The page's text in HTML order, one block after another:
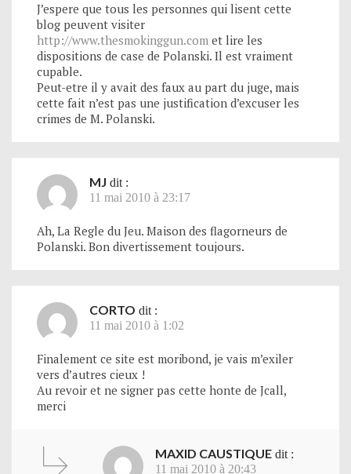
J’espere que tous les personnes qui lisent cette
blog peuvent visiter
http://www.thesmokinggun.com et lire les
dispositions de case de Polanski. Il est vraiment
cupable.
Peut-etre il y avait des faux au part du juge, mais
cette fait n’est pas une justification d’excuser les
crimes de M. Polanski.
MJ dit :
11 mai 2010 à 23:17
Ah, La Regle du Jeu. Maison des flagorneurs de
Polanski. Bon divertissement toujours.
CORTO dit :
11 mai 2010 à 1:02
Finalement ce site est moribond, je vais m’exiler
vers d’autres cieux !
Au revoir et ne signer pas cette honte de Jcall,
merci
MAXID CAUSTIQUE dit :
11 mai 2010 à 20:43